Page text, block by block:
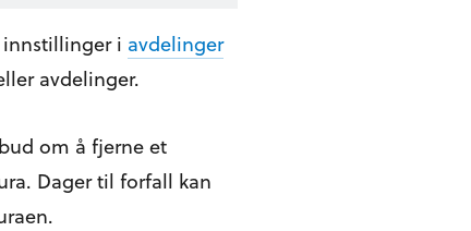
innstillinger i avdelinger
avdelinger.
om å fjerne et
Dager til forfall kan